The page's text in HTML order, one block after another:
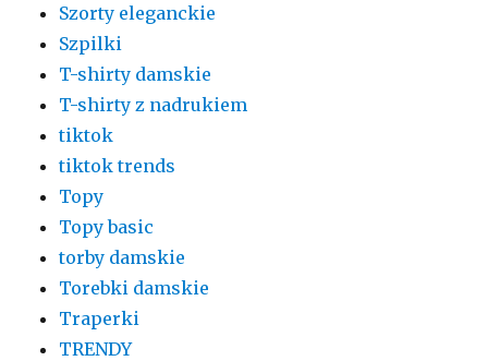
Szorty eleganckie
Szpilki
T-shirty damskie
T-shirty z nadrukiem
tiktok
tiktok trends
Topy
Topy basic
torby damskie
Torebki damskie
Traperki
TRENDY